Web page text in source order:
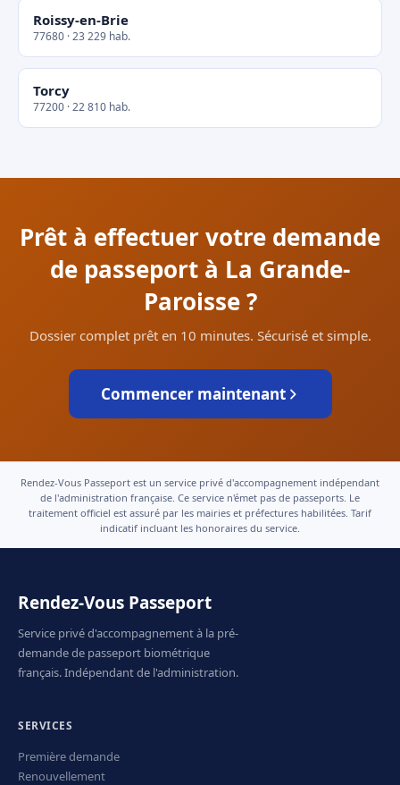
Roissy-en-Brie
77680 · 23 229 hab.
Torcy
77200 · 22 810 hab.
Prêt à effectuer votre demande
de passeport à La Grande-
Paroisse ?
Dossier complet prêt en 10 minutes. Sécurisé et simple.
Commencer maintenant
Rendez-Vous Passeport est un service privé d'accompagnement indépendant
de l'administration française. Ce service n'émet pas de passeports. Le
traitement officiel est assuré par les mairies et préfectures habilitées. Tarif
indicatif incluant les honoraires du service.
Rendez-Vous Passeport
Service privé d'accompagnement à la pré-
demande de passeport biométrique
français. Indépendant de l'administration.
SERVICES
Première demande
Renouvellement